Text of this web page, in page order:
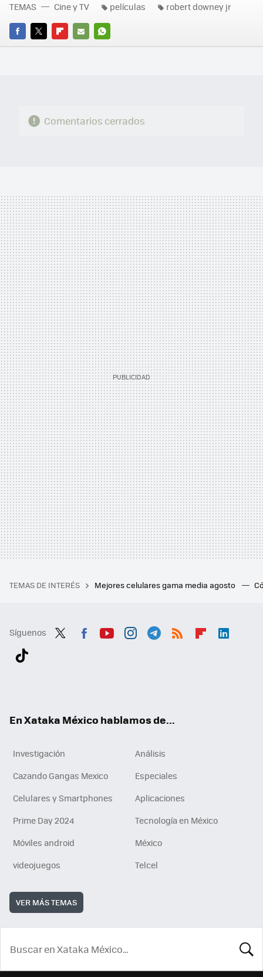
FACEBOOK
TWITTERFLIPBOARD
E-
WHATSAPP
TEMAS Cine y TV películas robert downey jr
Comentarios cerrados
TEMAS DE INTERÉS Mejores celulares gama media agosto
Síguenos
En Xataka México hablamos de...
Investigación
Análisis
Cazando Gangas Mexico
Especiales
Celulares y Smartphones
Aplicaciones
Prime Day 2024
Tecnología en México
Móviles android
México
videojuegos
Telcel
VER MÁS TEMAS